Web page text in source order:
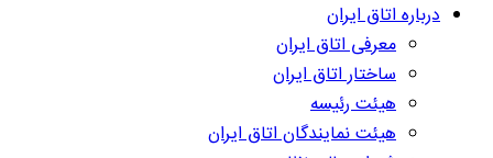
درباره اتاق ایران
معرفی اتاق ایران
ساختار اتاق ایران
هیئت رئیسه
هیئت نمایندگان اتاق ایران